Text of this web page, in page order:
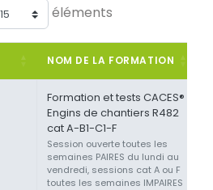
éléments
NOM DE LA FORMATION
Formation et tests CACES®
Engins de chantiers R482
cat A-B1-C1-F
Session ouverte toutes les
semaines PAIRES du lundi au
vendredi, sessions cat A ou F
toutes les semaines IMPAIRES